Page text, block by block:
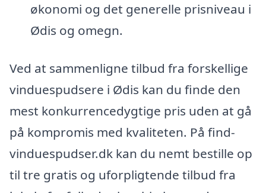
økonomi og det generelle prisniveau i
Ødis og omegn.
Ved at sammenligne tilbud fra forskellige
vinduespudsere i Ødis kan du finde den
mest konkurrencedygtige pris uden at gå
på kompromis med kvaliteten. På find-
vinduespudser.dk kan du nemt bestille op
til tre gratis og uforpligtende tilbud fra